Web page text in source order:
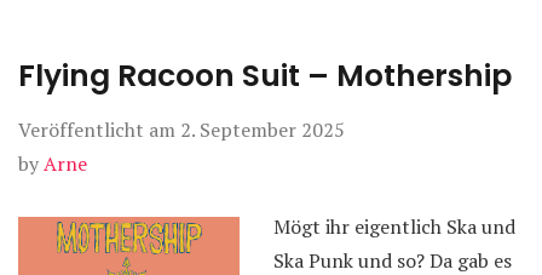
Flying Racoon Suit – Mothership
Veröffentlicht am 2. September 2025
byArne
Mögt ihr eigentlich Ska und
Ska Punk und so? Da gab es